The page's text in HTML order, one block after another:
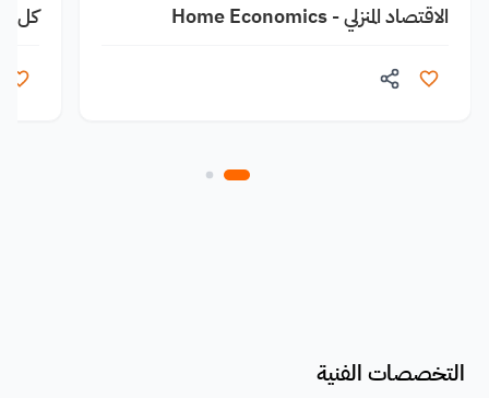
الاقتصاد المنزلي - Home Economics كل
التخصصات الفنية